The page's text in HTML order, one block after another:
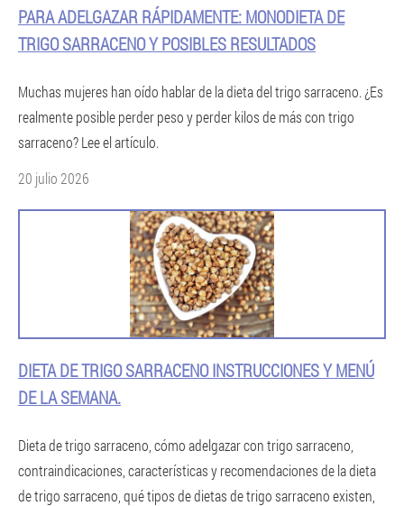
PARA ADELGAZAR RÁPIDAMENTE: MONODIETA DE
TRIGO SARRACENO Y POSIBLES RESULTADOS
Muchas mujeres han oído hablar de la dieta del trigo sarraceno. ¿Es
realmente posible perder peso y perder kilos de más con trigo
sarraceno? Lee el artículo.
20 julio 2026
DIETA DE TRIGO SARRACENO INSTRUCCIONES Y MENÚ
DE LA SEMANA.
Dieta de trigo sarraceno, cómo adelgazar con trigo sarraceno,
contraindicaciones, características y recomendaciones de la dieta
de trigo sarraceno, qué tipos de dietas de trigo sarraceno existen,